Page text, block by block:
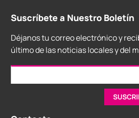
Suscríbete a Nuestro Boletín
Déjanos tu correo electrónico y
último de las noticias locales y del